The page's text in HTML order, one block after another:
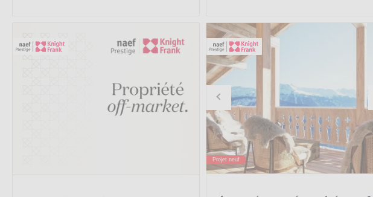
Projet neuf